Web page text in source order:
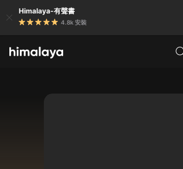
Himalaya-有聲書
4.8k 安裝